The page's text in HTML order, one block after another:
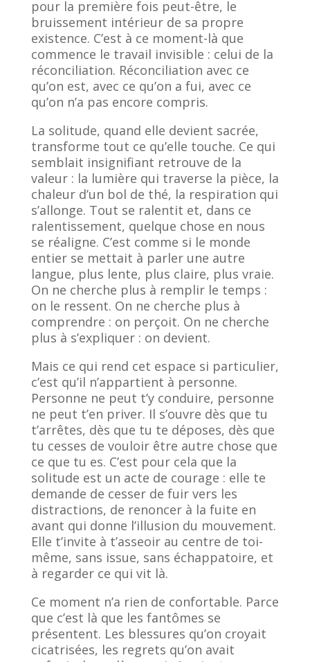
pour la première fois peut-être, le
bruissement intérieur de sa propre
existence. C’est à ce moment-là que
commence le travail invisible : celui de la
réconciliation. Réconciliation avec ce
qu’on est, avec ce qu’on a fui, avec ce
qu’on n’a pas encore compris.
La solitude, quand elle devient sacrée,
transforme tout ce qu’elle touche. Ce qui
semblait insignifiant retrouve de la
valeur : la lumière qui traverse la pièce, la
chaleur d’un bol de thé, la respiration qui
s’allonge. Tout se ralentit et, dans ce
ralentissement, quelque chose en nous
se réaligne. C’est comme si le monde
entier se mettait à parler une autre
langue, plus lente, plus claire, plus vraie.
On ne cherche plus à remplir le temps :
on le ressent. On ne cherche plus à
comprendre : on perçoit. On ne cherche
plus à s’expliquer : on devient.
Mais ce qui rend cet espace si particulier,
c’est qu’il n’appartient à personne.
Personne ne peut t’y conduire, personne
ne peut t’en priver. Il s’ouvre dès que tu
t’arrêtes, dès que tu te déposes, dès que
tu cesses de vouloir être autre chose que
ce que tu es. C’est pour cela que la
solitude est un acte de courage : elle te
demande de cesser de fuir vers les
distractions, de renoncer à la fuite en
avant qui donne l’illusion du mouvement.
Elle t’invite à t’asseoir au centre de toi-
même, sans issue, sans échappatoire, et
à regarder ce qui vit là.
Ce moment n’a rien de confortable. Parce
que c’est là que les fantômes se
présentent. Les blessures qu’on croyait
cicatrisées, les regrets qu’on avait